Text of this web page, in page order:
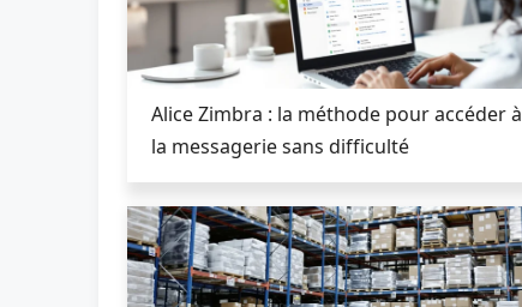
Alice Zimbra : la méthode pour accéder à
la messagerie sans difficulté